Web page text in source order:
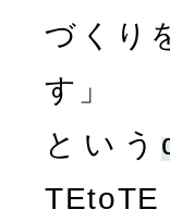
づくり
す」
という